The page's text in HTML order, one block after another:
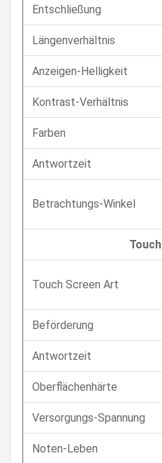
Entschließung
Längenverhältnis
Anzeigen-Helligkeit
Kontrast-Verhältnis
Farben
Antwortzeit
Betrachtungs-Winkel
Touch Screen Art
Beförderung
Antwortzeit
Oberflächenhärte
Versorgungs-Spannung
Noten-Leben